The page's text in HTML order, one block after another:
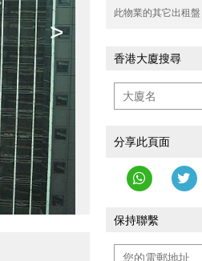
>
此物業的其它出租盤
香港大廈搜尋
分享此頁面
保持聯繫